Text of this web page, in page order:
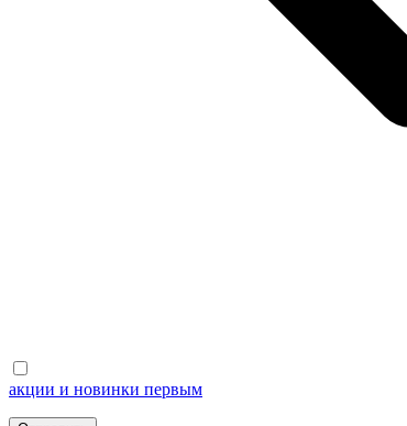
акции и новинки первым